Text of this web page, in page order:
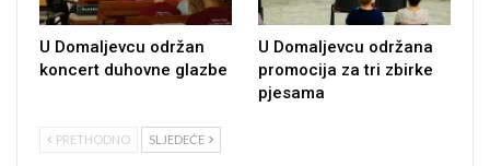
U Domaljevcu održan
koncert duhovne glazbe
U Domaljevcu održana
promocija za tri zbirke
pjesama
PRETHODNO SLJEDEĆE